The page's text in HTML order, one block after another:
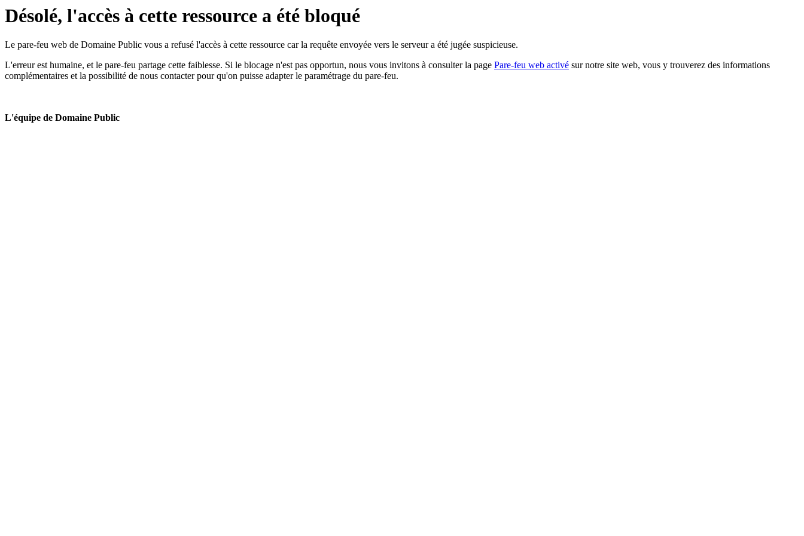
Désolé, l'accès à cette ressource a été bloqué
Le pare-feu web de Domaine Public vous a refusé l'accès à cette ressource car la requête envoyée vers le serveur a été jugée suspicieuse.
L'erreur est humaine, et le pare-feu partage cette faiblesse. Si le blocage n'est pas opportun, nous vous invitons à consulter la page Pare-feu web activé sur notre site web, vous y trouverez des informations
complémentaires et la possibilité de nous contacter pour qu'on puisse adapter le paramétrage du pare-feu.
L'équipe de Domaine Public